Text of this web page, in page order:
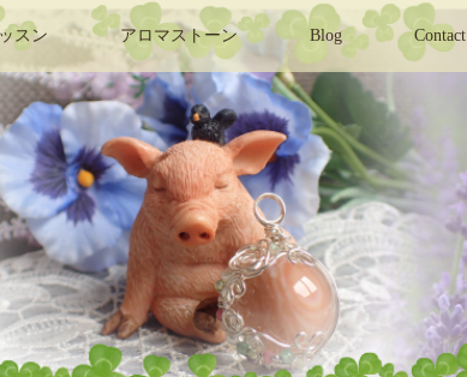
スン アロマストーン Blog Contact